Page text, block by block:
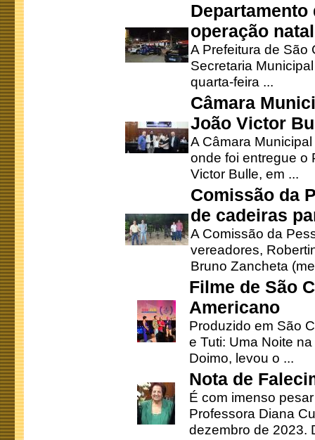
operação
A Prefeitura de São
Secretaria
quarta-feira ...
Câmara
João Victor
A Câmara
onde foi entregue o
Victor Bulle, em ...
Comissão da
de cadeiras
A Comissão da
vereadores,
Bruno Zancheta
Filme de São
Americano
Produzido em São
e Tuti: Uma Noite
Doimo, levou o ...
Nota de
É com imenso
Professora Diana
dezembro de 2023.